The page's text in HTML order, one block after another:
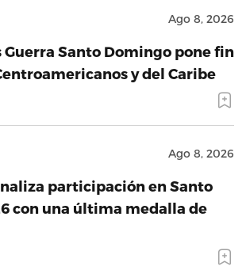
Ago 8, 2026
Guerra Santo Domingo pone fin
y del Caribe
Ago 8, 2026
participación en Santo
con una última medalla de